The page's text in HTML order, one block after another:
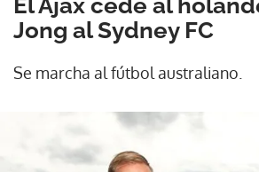
El Ajax cede al
Jong al Sydney FC
Se marcha al fútbol australiano.